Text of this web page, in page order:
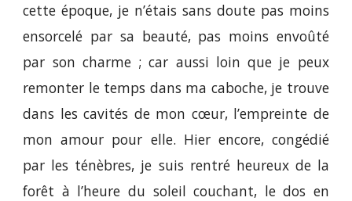
cette époque, je n’étais sans doute pas moins
ensorcelé par sa beauté, pas moins envoûté
par son charme ; car aussi loin que je peux
remonter le temps dans ma caboche, je trouve
dans les cavités de mon cœur, l’empreinte de
mon amour pour elle. Hier encore, congédié
par les ténèbres, je suis rentré heureux de la
forêt à l’heure du soleil couchant, le dos en